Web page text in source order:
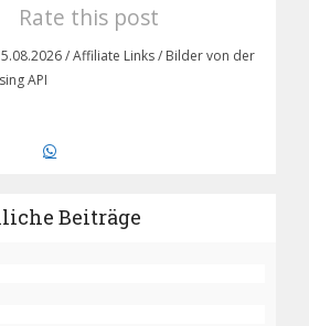
Rate this post
/ Affiliate Links / Bilder von der
API
Beiträge